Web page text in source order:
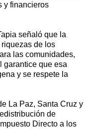
y financieros
señaló que la
de los
las comunidades,
garantice que esa
y se respete la
La Paz, Santa Cruz y
de
Directo a los